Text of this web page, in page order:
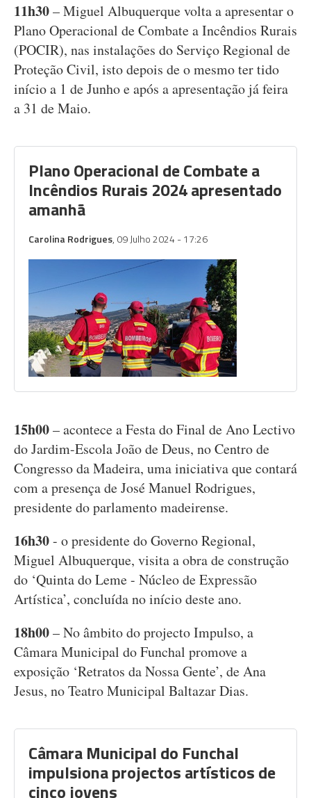
11h30– Miguel Albuquerque volta a apresentar o
Plano Operacional de Combate a Incêndios Rurais
(POCIR), nas instalações do Serviço Regional de
Proteção Civil, isto depois de o mesmo ter tido
início a 1 de Junho e após a apresentação já feira
a 31 de Maio.
Plano Operacional de Combate a
Incêndios Rurais 2024 apresentado
amanhã
Carolina Rodrigues, 09 Julho 2024 - 17:26
15h00– acontece a Festa do Final de Ano Lectivo
do Jardim-Escola João de Deus, no Centro de
Congresso da Madeira, uma iniciativa que contará
com a presença de José Manuel Rodrigues,
presidente do parlamento madeirense.
16h30- o presidente do Governo Regional,
Miguel Albuquerque, visita a obra de construção
do ‘Quinta do Leme - Núcleo de Expressão
Artística’, concluída no início deste ano.
18h00– No âmbito do projecto Impulso, a
Câmara Municipal do Funchal promove a
exposição ‘Retratos da Nossa Gente’, de Ana
Jesus, no Teatro Municipal Baltazar Dias.
Câmara Municipal do Funchal
impulsiona projectos artísticos de
cinco jovens